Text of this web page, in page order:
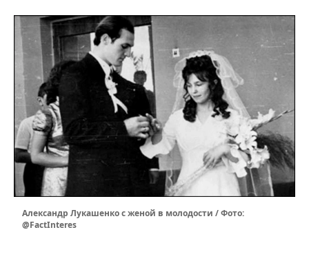
Александр Лукашенко с женой в молодости / Фото:
@FactInteres